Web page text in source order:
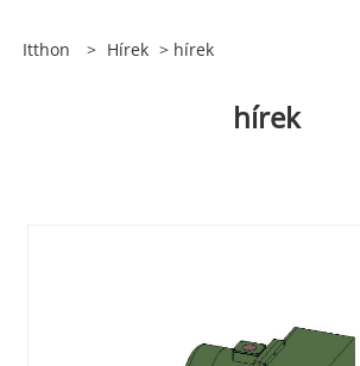
Itthon > Hírek > hírek
hírek